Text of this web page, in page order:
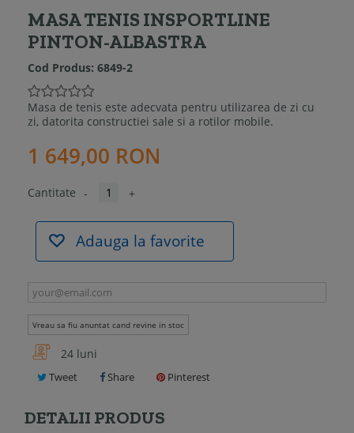
MASA TENIS INSPORTLINE
PINTON-ALBASTRA
Cod Produs: 6849-2
Masa de tenis este adecvata pentru utilizarea de zi cu
zi, datorita constructiei sale si a rotilor mobile.
1 649,00 RON
Cantitate - +
Adauga la favorite
Vreau sa fiu anuntat cand revine in stoc
24 luni
Tweet Share Pinterest
DETALII PRODUS